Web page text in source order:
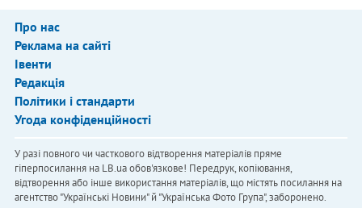
Про нас
Реклама на сайті
Івенти
Редакція
Політики і стандарти
Угода конфіденційності
У разі повного чи часткового відтворення матеріалів пряме
гіперпосилання на LB.ua обов'язкове! Передрук, копіювання,
відтворення або інше використання матеріалів, що містять посилання на
агентство "Українськi Новини" й "Українська Фото Група", заборонено.